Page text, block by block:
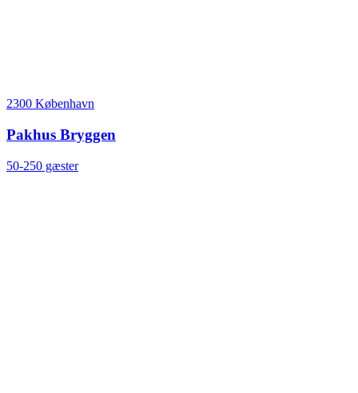
2300 København
Pakhus Bryggen
50-250 gæster